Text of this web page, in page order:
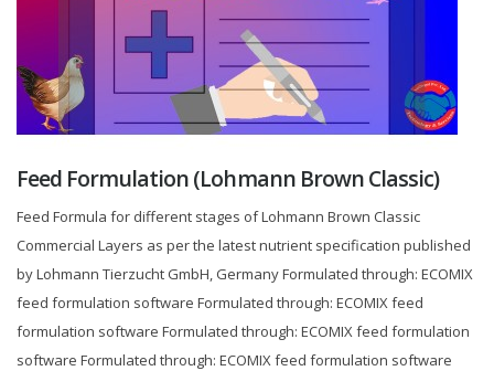
Feed Formulation (Lohmann Brown Classic)
Feed Formula for different stages of Lohmann Brown Classic
Commercial Layers as per the latest nutrient specification published
by Lohmann Tierzucht GmbH, Germany Formulated through: ECOMIX
feed formulation software Formulated through: ECOMIX feed
formulation software Formulated through: ECOMIX feed formulation
software Formulated through: ECOMIX feed formulation software